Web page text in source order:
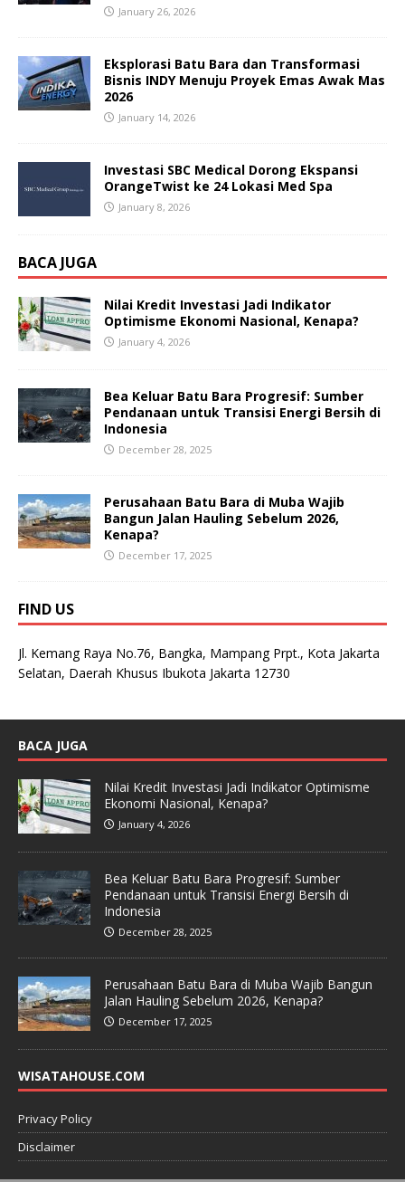
January 26, 2026
Eksplorasi Batu Bara dan Transformasi
Bisnis INDY Menuju Proyek Emas Awak Mas
2026
January 14, 2026
Investasi SBC Medical Dorong Ekspansi
OrangeTwist ke 24 Lokasi Med Spa
January 8, 2026
BACA JUGA
Nilai Kredit Investasi Jadi Indikator
Optimisme Ekonomi Nasional, Kenapa?
January 4, 2026
Bea Keluar Batu Bara Progresif: Sumber
Pendanaan untuk Transisi Energi Bersih di
Indonesia
December 28, 2025
Perusahaan Batu Bara di Muba Wajib
Bangun Jalan Hauling Sebelum 2026,
Kenapa?
December 17, 2025
FIND US
Jl. Kemang Raya No.76, Bangka, Mampang Prpt., Kota Jakarta
Selatan, Daerah Khusus Ibukota Jakarta 12730
BACA JUGA
Nilai Kredit Investasi Jadi Indikator Optimisme
Ekonomi Nasional, Kenapa?
January 4, 2026
Bea Keluar Batu Bara Progresif: Sumber
Pendanaan untuk Transisi Energi Bersih di
Indonesia
December 28, 2025
Perusahaan Batu Bara di Muba Wajib Bangun
Jalan Hauling Sebelum 2026, Kenapa?
December 17, 2025
WISATAHOUSE.COM
Privacy Policy
Disclaimer